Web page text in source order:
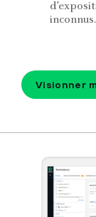
inconnus.
Visionner